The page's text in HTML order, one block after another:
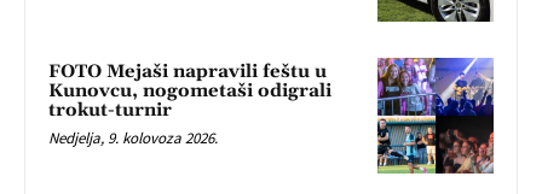
FOTO Mejaši napravili feštu u
Kunovcu, nogometaši odigrali
trokut-turnir
Nedjelja, 9. kolovoza 2026.